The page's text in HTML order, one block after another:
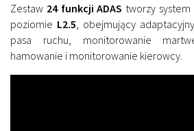
Zestaw 24 funkcji ADAS tworzy system
poziomie L2.5 , obejmujący
pasa ruchu, monitorowanie
hamowanie i monitorowanie kierowcy.